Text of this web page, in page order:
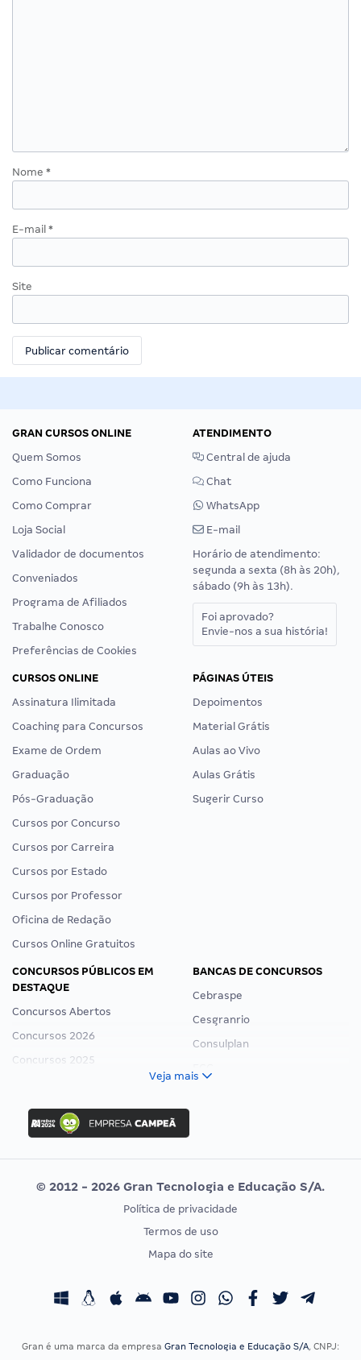
Nome *
E-mail *
Site
GRAN CURSOS ONLINE
Quem Somos
Como Funciona
Como Comprar
Loja Social
Validador de documentos
Conveniados
Programa de Afiliados
Trabalhe Conosco
Preferências de Cookies
ATENDIMENTO
Central de ajuda
Chat
WhatsApp
E-mail
Horário de atendimento:
segunda a sexta (8h às 20h),
sábado (9h às 13h).
Foi aprovado?
Envie-nos a sua história!
CURSOS ONLINE
Assinatura Ilimitada
Coaching para Concursos
Exame de Ordem
Graduação
Pós-Graduação
Cursos por Concurso
Cursos por Carreira
Cursos por Estado
Cursos por Professor
Oficina de Redação
Cursos Online Gratuitos
PÁGINAS ÚTEIS
Depoimentos
Material Grátis
Aulas ao Vivo
Aulas Grátis
Sugerir Curso
CONCURSOS PÚBLICOS EM
DESTAQUE
Concursos Abertos
Concursos 2026
Concursos 2025
Concurso Ibama
Concurso MPU
Editais publicados
BANCAS DE CONCURSOS
Cebraspe
Cesgranrio
Consulplan
Vunesp
CONCURSOS POR PROFISSÃO
Concursos Fiscais
EXAME DE ORDEM
Calendário OAB
Veja mais
© 2012 - 2026 Gran Tecnologia e Educação S/A.
Política de privacidade
Termos de uso
Mapa do site
Gran é uma marca da empresa Gran Tecnologia e Educação S/A, CNPJ: